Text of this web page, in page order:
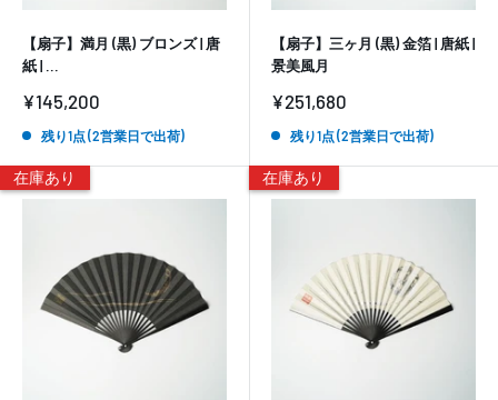
【扇子】満月 (黒) ブロンズ | 唐
紙 | ...
販
価
¥145,200
残り1点 (2営業日で出荷)
【扇子】三ヶ月 (黒) 金箔 | 唐紙 |
景美風月
販
価
¥251,680
残り1点 (2営業日で出荷)
在庫あり 在庫あり